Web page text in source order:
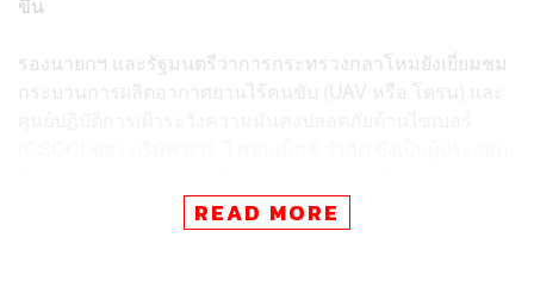
ขึ้น
รองนายกฯ และรัฐมนตรีว่าการกระทรวงกลาโหมยังเยี่ยมชม
กระบวนการผลิตอากาศยานไร้คนขับ (UAV หรือ โดรน) และ
เทคโนโลยีความมั่นคงปลอดภัยด้านไซเบอร์ชั้นนำของ
ประเทศ โดยมี รศ. ดร.สุเจตน์ จันทรังษ์ ประธานบริษัท พร้อม
READ MORE